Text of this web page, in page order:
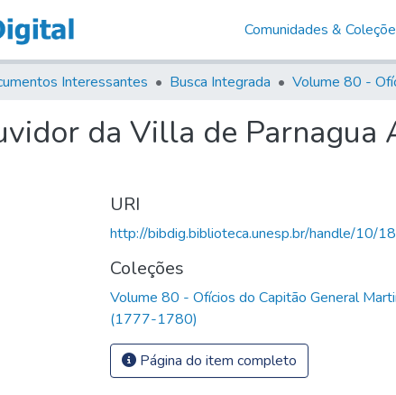
Comunidades &
Interessantes Busca Integrada
da Villa de Parnagua
URI
http://bibdig.biblioteca.unesp.br/handle/10/
Coleções
Volume 80 - Ofícios do Capitão General
(1777-1780)
Página do item completo